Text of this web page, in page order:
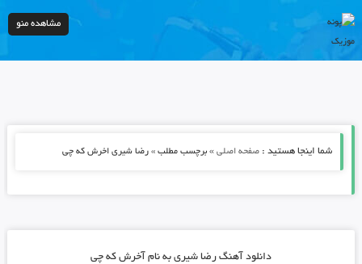
مشاهده منو
شما اینجا هستید : صفحه اصلی» برچسب مطلب » رضا شیری اخرش که چی
دانلود آهنگ رضا شیری به نام آخرش که چی